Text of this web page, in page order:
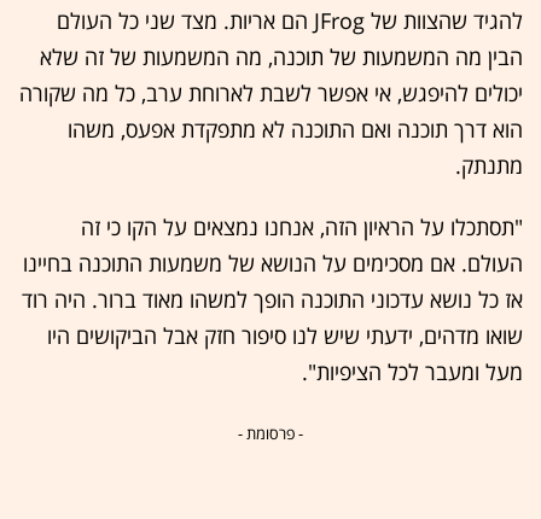
להגיד שהצוות של JFrog הם אריות. מצד שני כל העולם
הבין מה המשמעות של תוכנה, מה המשמעות של זה שלא
יכולים להיפגש, אי אפשר לשבת לארוחת ערב, כל מה שקורה
הוא דרך תוכנה ואם התוכנה לא מתפקדת אפעס, משהו
מתנתק.
"תסתכלו על הראיון הזה, אנחנו נמצאים על הקו כי זה
העולם. אם מסכימים על הנושא של משמעות התוכנה בחיינו
אז כל נושא עדכוני התוכנה הופך למשהו מאוד ברור. היה רוד
שואו מדהים, ידעתי שיש לנו סיפור חזק אבל הביקושים היו
מעל ומעבר לכל הציפיות".
- פרסומת -